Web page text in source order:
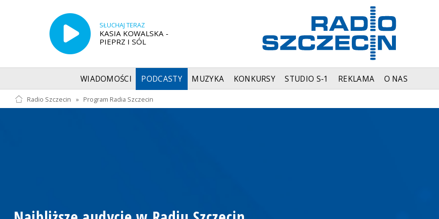
SŁUCHAJ TERAZ
KASIA KOWALSKA -
PIEPRZ I SÓL
WIADOMOŚCI PODCASTY MUZYKA KONKURSY STUDIO S-1 REKLAMA O NAS
Radio Szczecin » Program Radia Szczecin